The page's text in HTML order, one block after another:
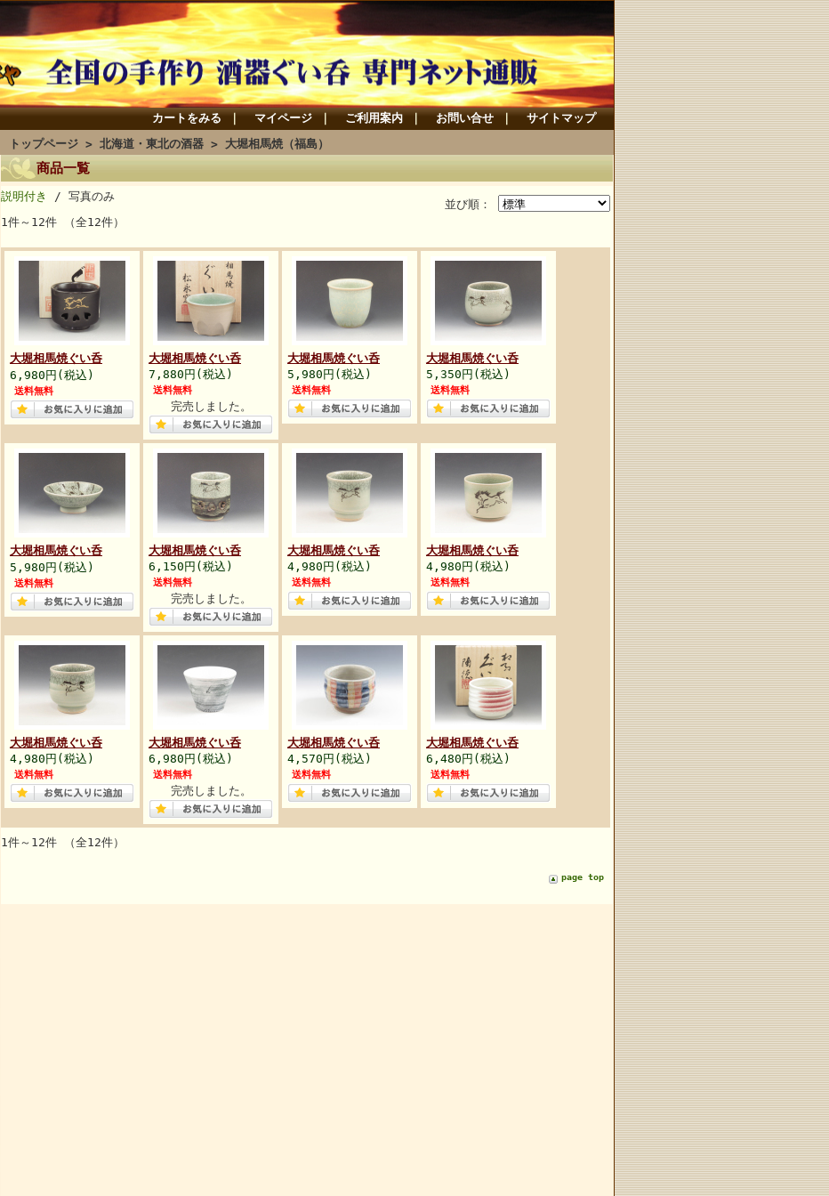
カートをみる マイページ ご利用案内 お問い合せ サイトマップ
トップページ > 北海道・東北の酒器 > 大堀相馬焼（福島）
商品一覧
並び順：
説明付き
/ 写真のみ
1件～12件 （全12件）
大堀相馬焼ぐい呑
6,980円(税込)
送料無料
大堀相馬焼ぐい呑
7,880円(税込)
送料無料
完売しました。
大堀相馬焼ぐい呑
5,980円(税込)
送料無料
大堀相馬焼ぐい呑
5,350円(税込)
送料無料
大堀相馬焼ぐい呑
5,980円(税込)
送料無料
大堀相馬焼ぐい呑
6,150円(税込)
送料無料
完売しました。
大堀相馬焼ぐい呑
4,980円(税込)
送料無料
大堀相馬焼ぐい呑
4,980円(税込)
送料無料
大堀相馬焼ぐい呑
4,980円(税込)
送料無料
大堀相馬焼ぐい呑
6,980円(税込)
送料無料
完売しました。
大堀相馬焼ぐい呑
4,570円(税込)
送料無料
大堀相馬焼ぐい呑
6,480円(税込)
送料無料
1件～12件 （全12件）
page top